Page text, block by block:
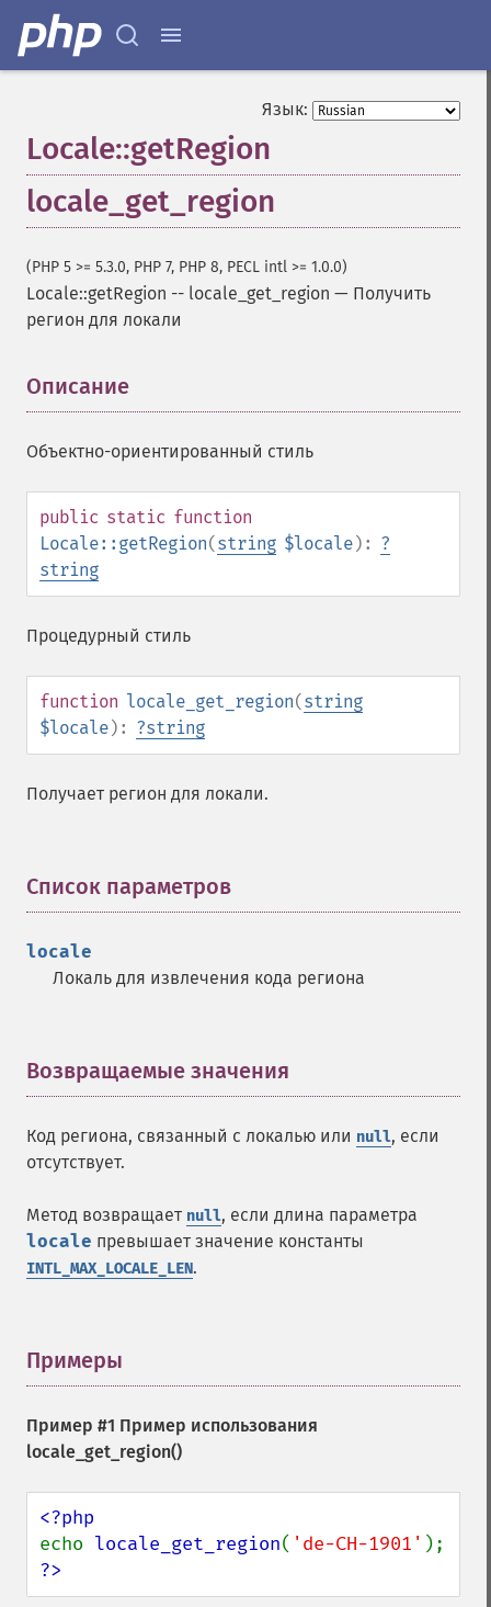
Язык:
Locale::getRegion
locale_get_region
(PHP 5 >= 5.3.0, PHP 7, PHP 8, PECL intl >= 1.0.0)
Locale::getRegion -- locale_get_region — Получить
регион для локали
Описание
Объектно-ориентированный стиль
public static function
Locale::getRegion(string $locale): ?
string
Процедурный стиль
function locale_get_region(string
$locale): ?string
Получает регион для локали.
Список параметров
locale
Локаль для извлечения кода региона
Возвращаемые значения
Код региона, связанный с локалью или null, если
отсутствует.
Метод возвращает null, если длина параметра
locale превышает значение константы
INTL_MAX_LOCALE_LEN.
Примеры
Пример #1 Пример использования
locale_get_region()
echo locale_get_region( 'de-CH-1901'
?>